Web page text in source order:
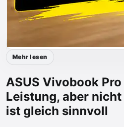
Mehr lesen
ASUS Vivobook
Leistung, aber
ist gleich sinnvoll